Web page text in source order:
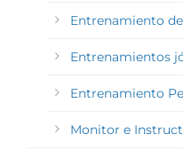
Entrenamiento
Entrenamientos
Entrenamiento
Monitor e